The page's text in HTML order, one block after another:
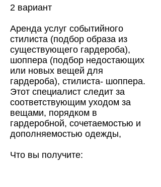
2 вариант
Аренда услуг событийного
стилиста (подбор образа из
существующего гардероба),
шоппера (подбор недостающих
или новых вещей для
гардероба), стилиста- шоппера.
Этот специалист следит за
соответствующим уходом за
вещами, порядком в
гардеробной, сочетаемостью и
дополняемостью одежды,
Что вы получите: